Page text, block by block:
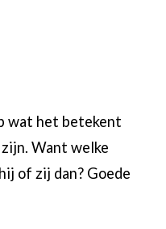
wat het betekent
Want welke
of zij dan? Goede